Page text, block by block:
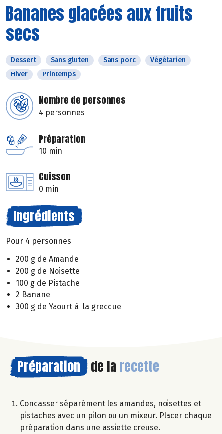
Bananes glacées aux fruits
secs
Dessert Sans gluten Sans porc
Végétarien
Hiver
Printemps
Nombre de personnes
4 personnes
Préparation
10 min
Cuisson
0 min
Ingrédients
Pour 4 personnes
200 g de Amande
200 g de Noisette
100 g de Pistache
2 Banane
300 g de Yaourt à la grecque
Préparation de la recette
Concasser séparément les amandes, noisettes et
pistaches avec un pilon ou un mixeur. Placer chaque
préparation dans une assiette creuse.